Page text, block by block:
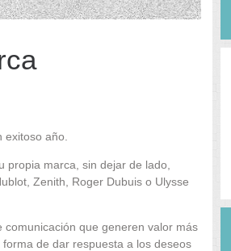
exitoso año.
marca, sin dejar de lado,
Zenith, Roger Dubuis o Ulysse
que generen valor más
de dar respuesta a los deseos